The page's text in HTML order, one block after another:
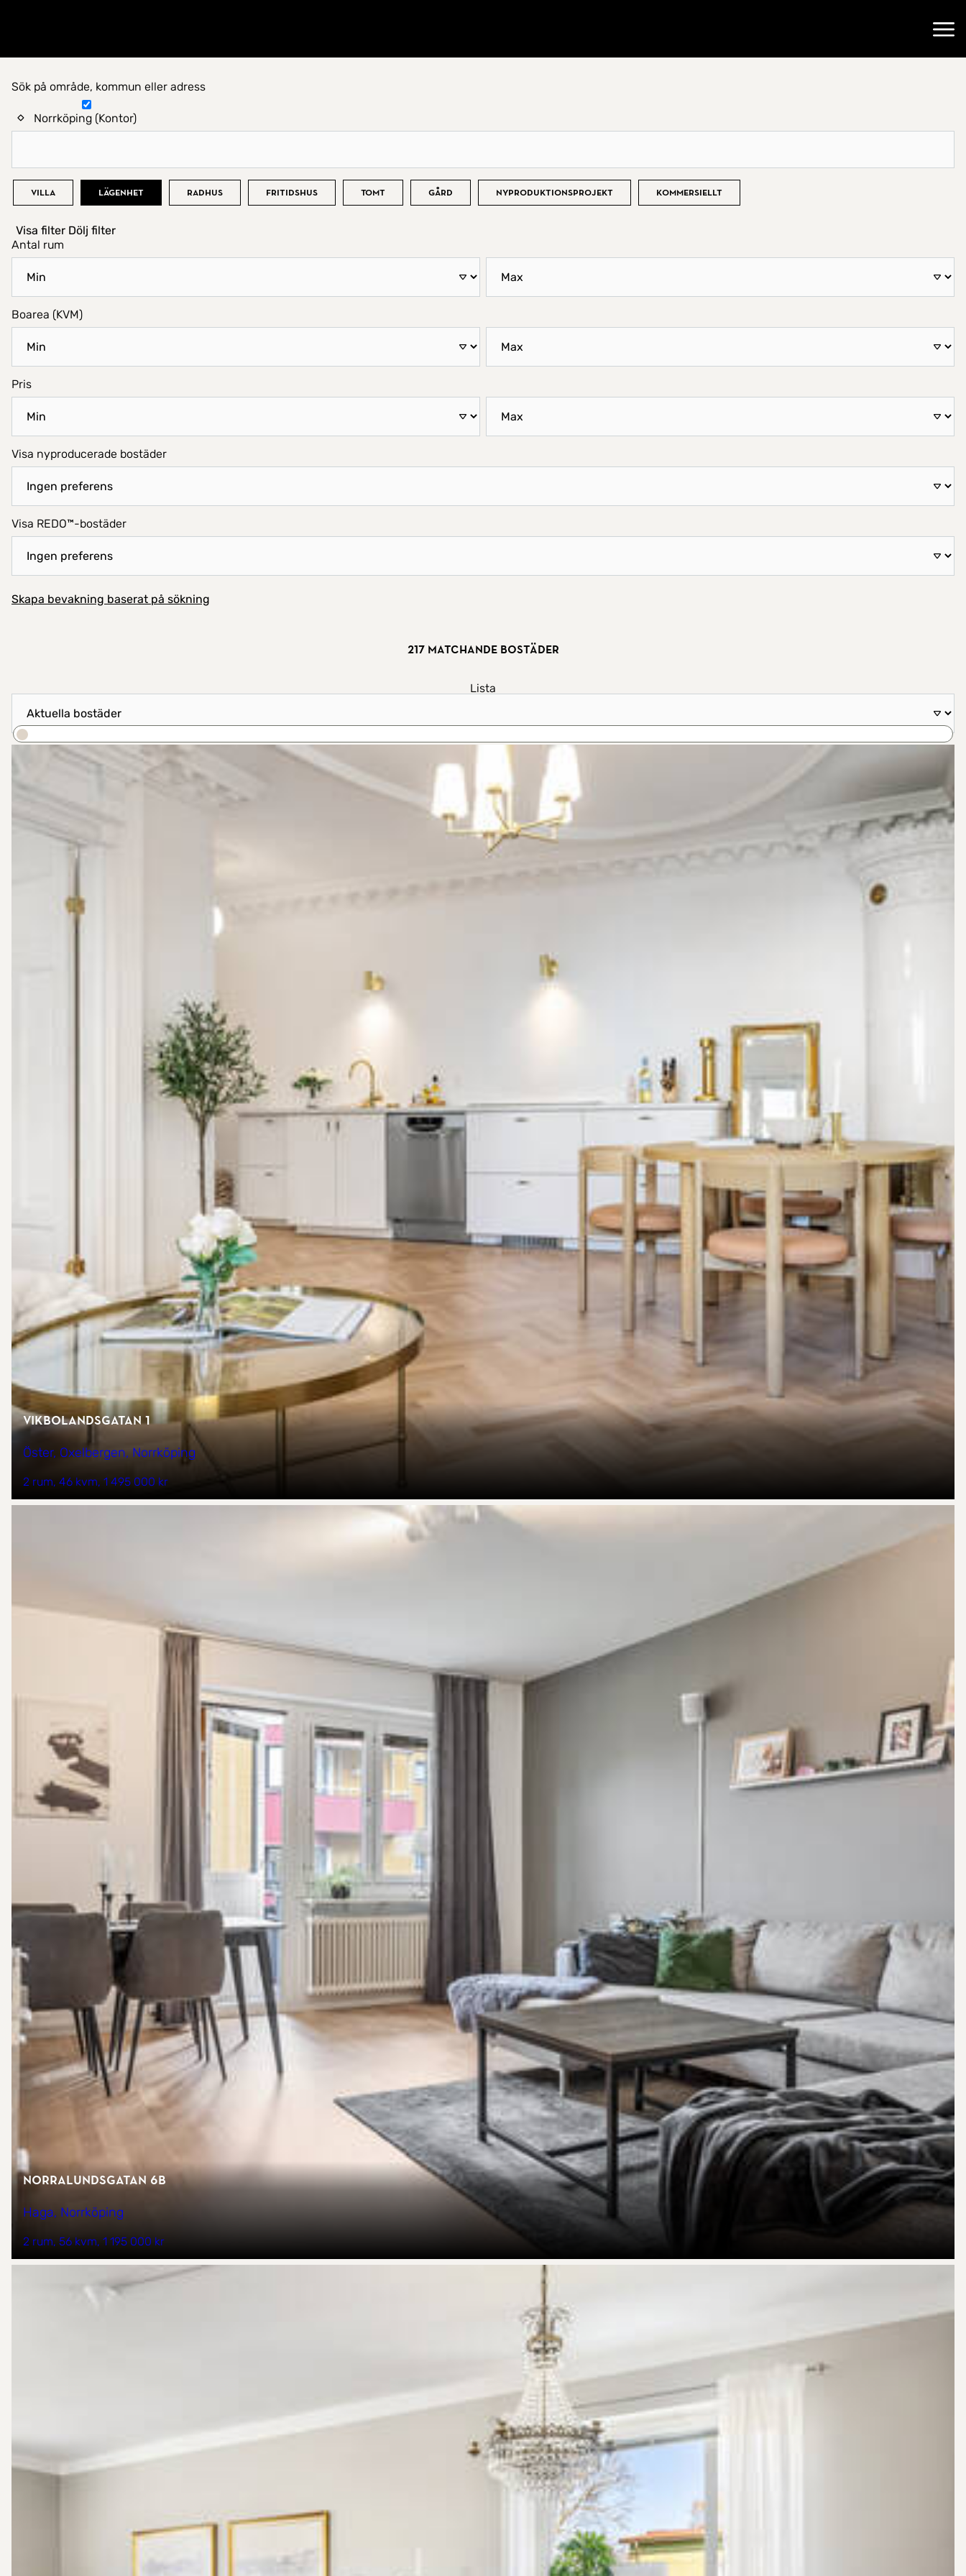
Hitta hem
Sök på område, kommun eller adress
Norrköping (Kontor)
Bostadstyp
Villa Lägenhet Radhus Fritidshus Tomt Gård Nyproduktionsprojekt Kommersiellt
Visa filter Dölj filter
Antal rum
Boarea (KVM)
Pris
Visa nyproducerade bostäder
Visa REDO™-bostäder
Skapa bevakning baserat på sökning
Lista
217 matchande bostäder
Sortera efter
Vikbolandsgatan 1
Öster, Oxelbergen, Norrköping
2 rum 46 kvm 1 495 000 kr
Norralundsgatan 6B
Haga, Norrköping
2 rum 56 kvm 1 195 000 kr